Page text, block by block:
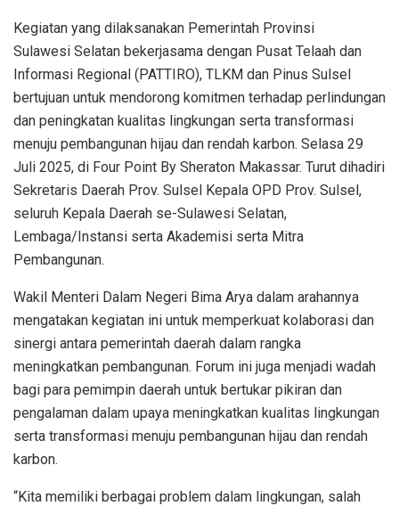
Kegiatan yang dilaksanakan Pemerintah Provinsi
Sulawesi Selatan bekerjasama dengan Pusat Telaah dan
Informasi Regional (PATTIRO), TLKM dan Pinus Sulsel
bertujuan untuk mendorong komitmen terhadap perlindungan
dan peningkatan kualitas lingkungan serta transformasi
menuju pembangunan hijau dan rendah karbon. Selasa 29
Juli 2025, di Four Point By Sheraton Makassar. Turut dihadiri
Sekretaris Daerah Prov. Sulsel Kepala OPD Prov. Sulsel,
seluruh Kepala Daerah se-Sulawesi Selatan,
Lembaga/Instansi serta Akademisi serta Mitra
Pembangunan.
Wakil Menteri Dalam Negeri Bima Arya dalam arahannya
mengatakan kegiatan ini untuk memperkuat kolaborasi dan
sinergi antara pemerintah daerah dalam rangka
meningkatkan pembangunan. Forum ini juga menjadi wadah
bagi para pemimpin daerah untuk bertukar pikiran dan
pengalaman dalam upaya meningkatkan kualitas lingkungan
serta transformasi menuju pembangunan hijau dan rendah
karbon.
“Kita memiliki berbagai problem dalam lingkungan, salah